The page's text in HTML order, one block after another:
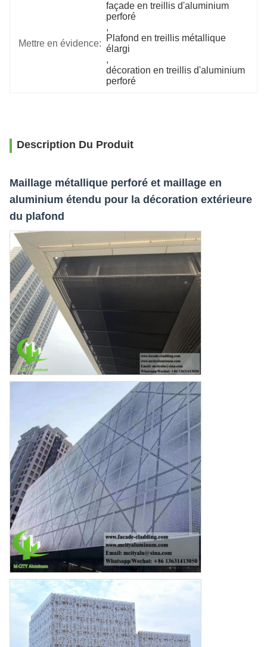
Mettre en évidence:
façade en treillis d'aluminium
perforé
,
Plafond en treillis métallique
élargi
,
décoration en treillis d'aluminium
perforé
Description Du Produit
Maillage métallique perforé et maillage en
aluminium étendu pour la décoration extérieure
du plafond